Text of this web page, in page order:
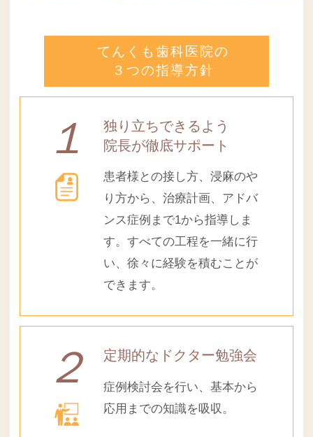
てんくも歯科医院の
３ つの指導方針
１
独り立ちできるよう
院長が徹底サポート
患者様との接し方、浸麻のや
り方から、治療計画、アドバ
ンス症例まで1から指導しま
す。すべての工程を一緒に行
い、徐々に経験を積むことが
できます。
２ 定期的なドクター勉強会
症例検討会を行い、基本から
応用までの知識を吸収。